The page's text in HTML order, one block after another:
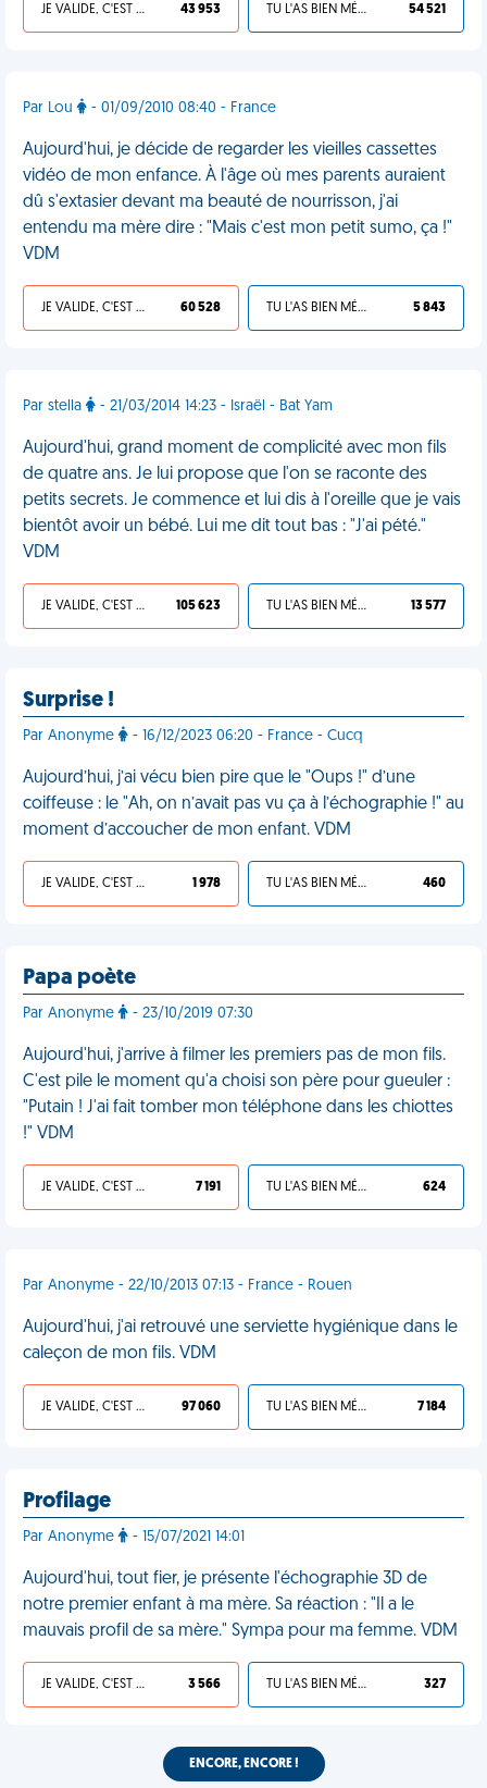
JE VALIDE, C'EST UNE VDM 43 953 TU L'AS BIEN MÉRITÉ 54 521
Par Lou - 01/09/2010 08:40 - France
Aujourd'hui, je décide de regarder les vieilles cassettes
vidéo de mon enfance. À l'âge où mes parents auraient
dû s'extasier devant ma beauté de nourrisson, j'ai
entendu ma mère dire : "Mais c'est mon petit sumo, ça !"
VDM
JE VALIDE, C'EST UNE VDM 60 528 TU L'AS BIEN MÉRITÉ 5 843
Par stella - 21/03/2014 14:23 - Israël - Bat Yam
Aujourd'hui, grand moment de complicité avec mon fils
de quatre ans. Je lui propose que l'on se raconte des
petits secrets. Je commence et lui dis à l'oreille que je vais
bientôt avoir un bébé. Lui me dit tout bas : "J'ai pété."
VDM
JE VALIDE, C'EST UNE VDM 105 623 TU L'AS BIEN MÉRITÉ 13 577
Surprise !
Par Anonyme - 16/12/2023 06:20 - France - Cucq
Aujourd’hui, j’ai vécu bien pire que le "Oups !" d’une
coiffeuse : le "Ah, on n’avait pas vu ça à l’échographie !" au
moment d’accoucher de mon enfant. VDM
JE VALIDE, C'EST UNE VDM 1 978 TU L'AS BIEN MÉRITÉ 460
Papa poète
Par Anonyme - 23/10/2019 07:30
Aujourd'hui, j'arrive à filmer les premiers pas de mon fils.
C'est pile le moment qu'a choisi son père pour gueuler :
"Putain ! J'ai fait tomber mon téléphone dans les chiottes
!" VDM
JE VALIDE, C'EST UNE VDM 7 191 TU L'AS BIEN MÉRITÉ 624
Par Anonyme - 22/10/2013 07:13 - France - Rouen
Aujourd'hui, j'ai retrouvé une serviette hygiénique dans le
caleçon de mon fils. VDM
JE VALIDE, C'EST UNE VDM 97 060 TU L'AS BIEN MÉRITÉ 7 184
Profilage
Par Anonyme - 15/07/2021 14:01
Aujourd'hui, tout fier, je présente l'échographie 3D de
notre premier enfant à ma mère. Sa réaction : "Il a le
mauvais profil de sa mère." Sympa pour ma femme. VDM
JE VALIDE, C'EST UNE VDM 3 566 TU L'AS BIEN MÉRITÉ 327
ENCORE, ENCORE !